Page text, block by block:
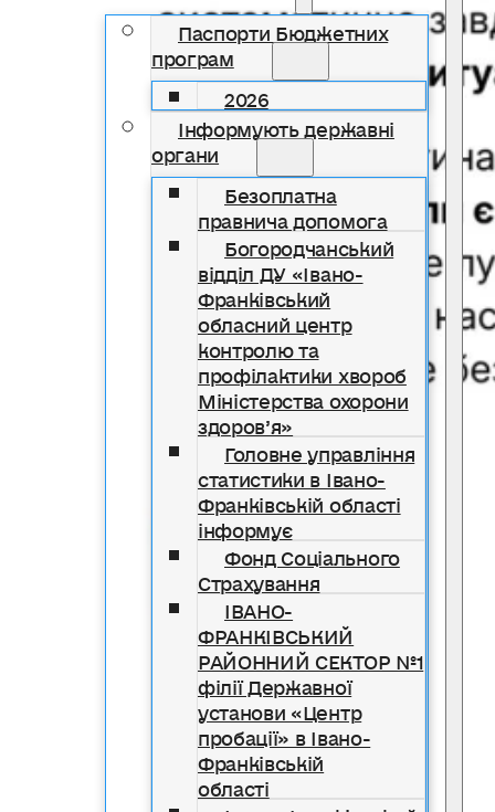
Паспорти Бюджетних
програм
2026
Інформують державні
органи
Безоплатна
правнича допомога
Богородчанський
відділ ДУ «Івано-
Франківський
обласний центр
контролю та
профілактики хвороб
Міністерства охорони
здоров’я»
Головне управління
статистики в Івано-
Франківській області
інформує
Фонд Соціального
Страхування
ІВАНО-
ФРАНКІВСЬКИЙ
РАЙОННИЙ СЕКТОР №1
філії Державної
установи «Центр
пробації» в Івано-
Франківській
області